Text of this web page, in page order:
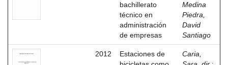
bachillerato
técnico en
administración
de empresas
Medina
Piedra,
David
Santiago
2012
Estaciones de
Caria,